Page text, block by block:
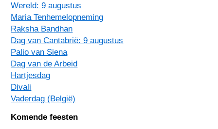
Wereld: 9 augustus
Maria Tenhemelopneming
Raksha Bandhan
Dag van Cantabrië: 9 augustus
Palio van Siena
Dag van de Arbeid
Hartjesdag
Divali
Vaderdag (België)
Komende feesten